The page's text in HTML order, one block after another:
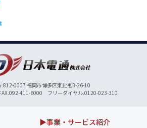
812-0007 福岡市博多区東比恵3-26-10
411-6000 フリーダイヤル.0120-023-310
▶事業・サービス紹介